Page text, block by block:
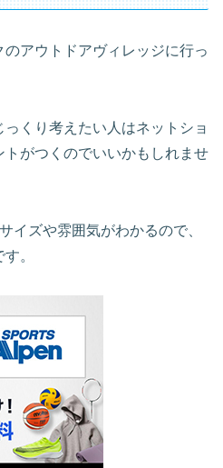
アウトドアヴィレッジに行っ
くり考えたい人はネットショ
がつくのでいいかもしれませ
イズや雰囲気がわかるので、
。